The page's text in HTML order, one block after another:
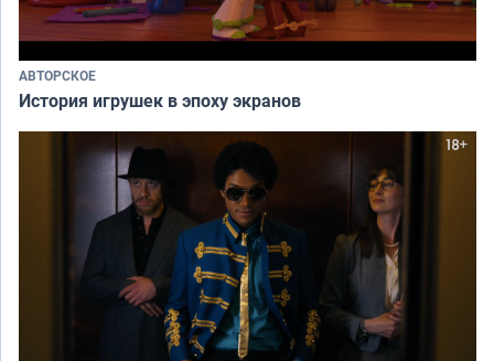
АВТОРСКОЕ
История игрушек в эпоху экранов